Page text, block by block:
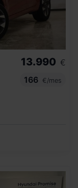
13.990 €
166
€/mes